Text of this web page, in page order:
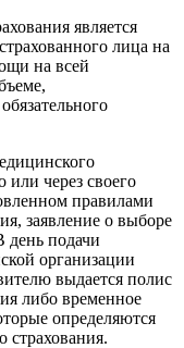
является
лица на
на всей
или через своего
правилами
заявление о выборе
день подачи
организации
выдается полис
либо временное
определяются
страхования.